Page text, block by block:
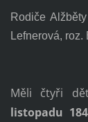
Rodiče
Lefnerová, roz.
Měli čtyři
listopadu